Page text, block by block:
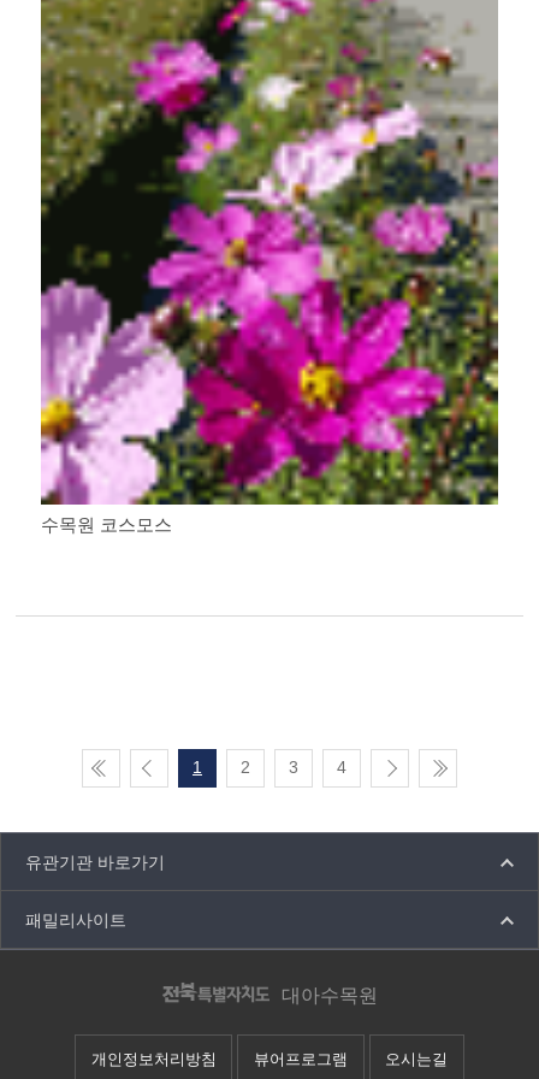
수목원 코스모스
1 2 3 4
유관기관 바로가기
패밀리사이트
대아수목원
개인정보처리방침 뷰어프로그램 오시는길